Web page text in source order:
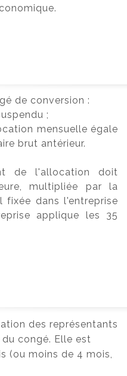
de conversion :
;
mensuelle égale
brut antérieur.
de l'allocation doit
multipliée par la
dans l'entreprise
applique les 35
des représentants
congé. Elle est
(ou moins de 4 mois,